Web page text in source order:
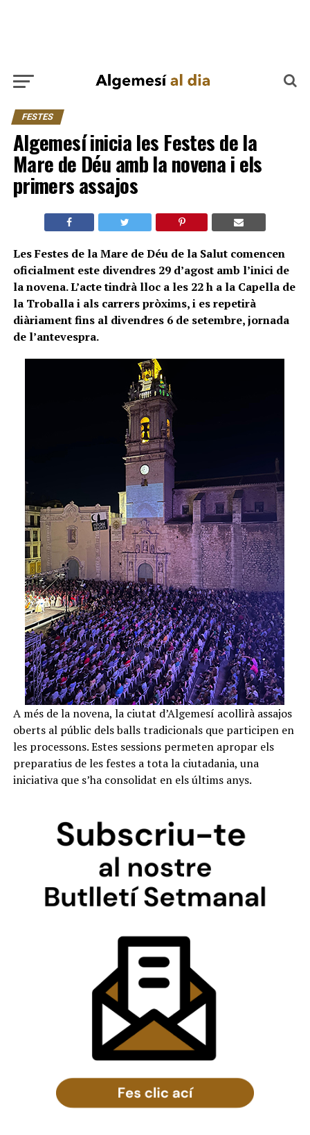
FESTES
Algemesí inicia les Festes de la
Mare de Déu amb la novena i els
primers assajos
Les Festes de la Mare de Déu de la Salut comencen
oficialment este divendres 29 d’agost amb l’inici de
la novena. L’acte tindrà lloc a les 22 h a la Capella de
la Troballa i als carrers pròxims, i es repetirà
diàriament fins al divendres 6 de setembre, jornada
de l’antevespra.
A més de la novena, la ciutat d’Algemesí acollirà assajos
oberts al públic dels balls tradicionals que participen en
les processons. Estes sessions permeten apropar els
preparatius de les festes a tota la ciutadania, una
iniciativa que s’ha consolidat en els últims anys.